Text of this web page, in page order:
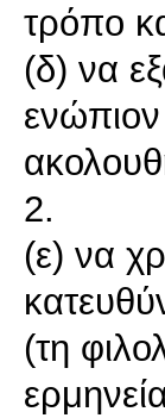
τρόπο
(δ) να
2.
(ε) να
(τη